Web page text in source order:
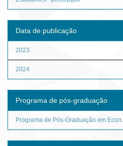
Data de publicação
2023
2024
Programa de pós-graduação
Programa de Pós-Graduação em Econ...